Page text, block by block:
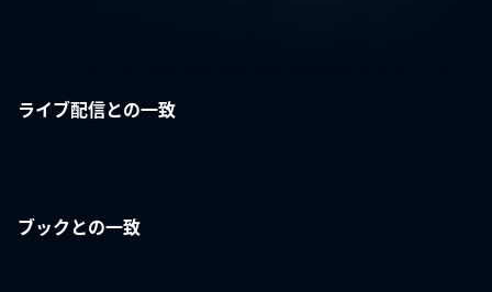
ライブ配信との一致
ブックとの一致